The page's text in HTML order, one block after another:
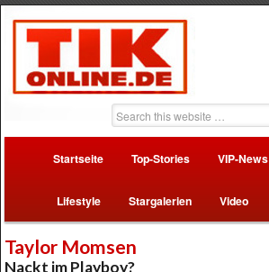
Startseite Top-Stories VIP-News
Lifestyle Stargalerien Video
Taylor Momsen
Nackt im Playboy?